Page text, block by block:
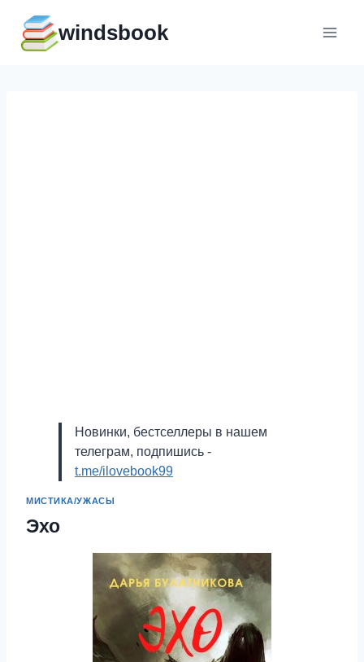
содержимому
windsbook
Новинки, бестселлеры в нашем
телеграм, подпишись -
t.me/ilovebook99
МИСТИКА/УЖАСЫ
Эхо